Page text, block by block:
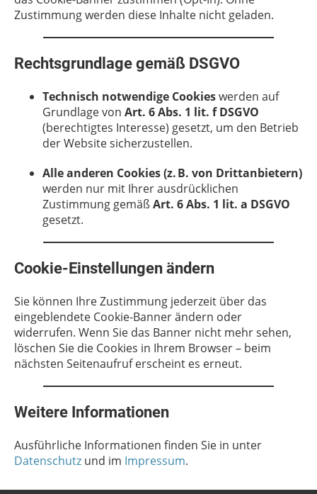
Zustimmung werden diese Inhalte nicht geladen.
Rechtsgrundlage gemäß DSGVO
Technisch notwendige Cookieswerden auf
Grundlage von Art. 6 Abs. 1 lit. f DSGVO
(berechtigtes Interesse) gesetzt, um den Betrieb
der Website sicherzustellen.
Alle anderen Cookies (z. B. von Drittanbietern)
werden nur mit Ihrer ausdrücklichen
Zustimmung gemäßArt. 6 Abs. 1 lit. a DSGVO
gesetzt.
Cookie-Einstellungen ändern
Sie können Ihre Zustimmung jederzeit über das
eingeblendete Cookie-Banner ändern oder
widerrufen. Wenn Sie das Banner nicht mehr sehen,
löschen Sie die Cookies in Ihrem Browser – beim
nächsten Seitenaufruf erscheint es erneut.
Weitere Informationen
Ausführliche Informationen finden Sie in unter
Datenschutz und im Impressum.